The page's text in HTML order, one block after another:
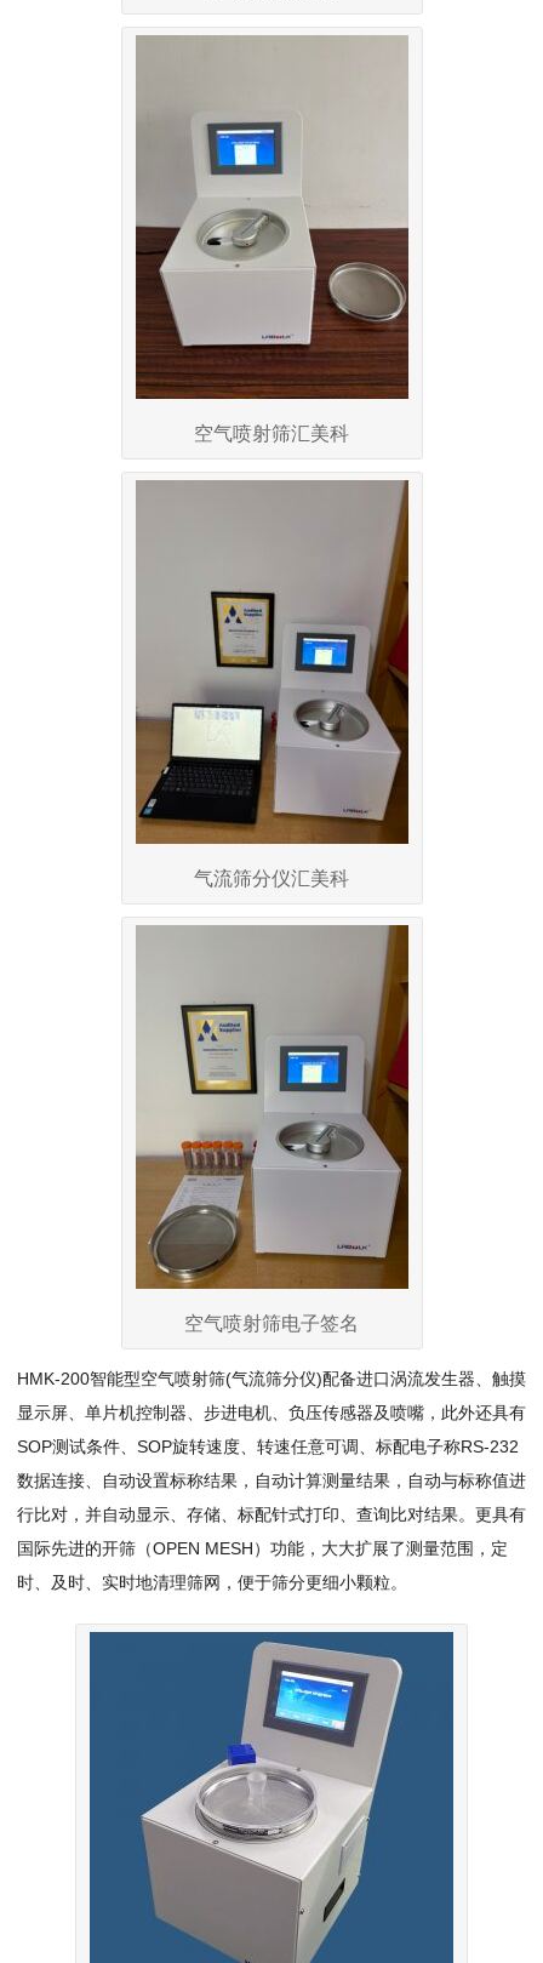
空气喷射筛汇美科
气流筛分仪汇美科
空气喷射筛电子签名
HMK-200智能型空气喷射筛(气流筛分仪)配备进口涡流发生器、触摸
显示屏、单片机控制器、步进电机、负压传感器及喷嘴，此外还具有
SOP测试条件、SOP旋转速度、转速任意可调、标配电子称RS-232
数据连接、自动设置标称结果，自动计算测量结果，自动与标称值进
行比对，并自动显示、存储、标配针式打印、查询比对结果。更具有
国际先进的开筛（OPEN MESH）功能，大大扩展了测量范围，定
时、及时、实时地清理筛网，便于筛分更细小颗粒。